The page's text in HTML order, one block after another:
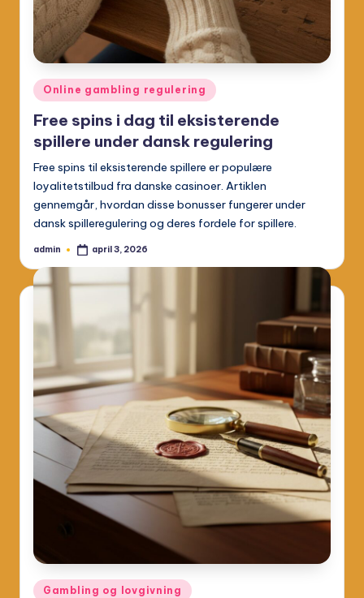
Posted
in
Online gambling regulering
Free spins i dag til eksisterende
spillere under dansk regulering
Free spins til eksisterende spillere er populære
loyalitetstilbud fra danske casinoer. Artiklen
gennemgår, hvordan disse bonusser fungerer under
dansk spilleregulering og deres fordele for spillere.
Posted
admin april 3, 2026
Posted
Gambling og lovgivning